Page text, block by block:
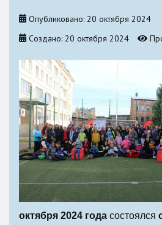
Опубликовано: 20 октября 2024
Создано: 20 октября 2024
октября 2024 года состоялся